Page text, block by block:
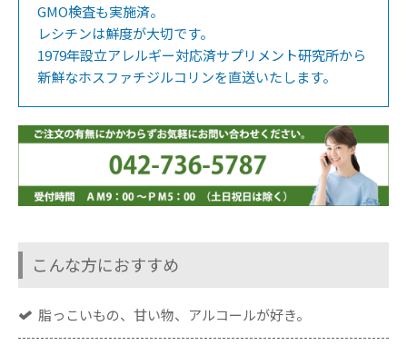
GMO検査も実施済。
レシチンは鮮度が大切です。
1979年設立アレルギー対応済サプリメント研究所から
新鮮なホスファチジルコリンを直送いたします。
こんな方におすすめ
脂っこいもの、甘い物、アルコールが好き。